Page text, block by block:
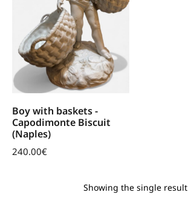
Boy with baskets -
Capodimonte Biscuit
(Naples)
240.00€
Showing the single result